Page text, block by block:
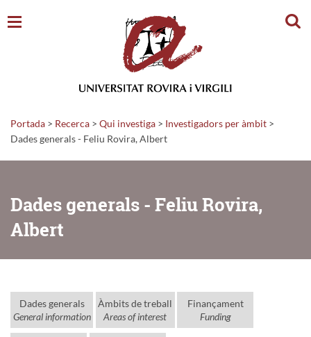
Portada > Recerca > Qui investiga > Investigadors per àmbit >
Dades generals - Feliu Rovira, Albert
Dades generals - Feliu Rovira,
Albert
Dades generals
General information
Àmbits de treball
Areas of interest
Finançament
Funding